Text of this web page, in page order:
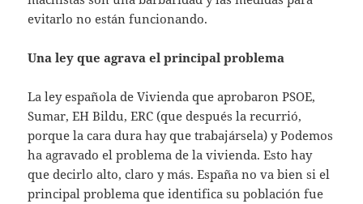
evitarlo no están funcionando.
Una ley que agrava el principal problema
La ley española de Vivienda que aprobaron PSOE,
Sumar, EH Bildu, ERC (que después la recurrió,
porque la cara dura hay que trabajársela) y Podemos
ha agravado el problema de la vivienda. Esto hay
que decirlo alto, claro y más. España no va bien si el
principal problema que identifica su población fue